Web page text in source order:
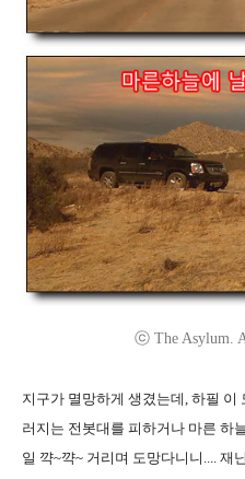
ⓒ The Asylum.
지구가 멸망하게 생겼는데, 하필
러지는 전봇대를 피하거나 마른 하
일 꺅~꺅~ 거리며 도망다니니.... 재